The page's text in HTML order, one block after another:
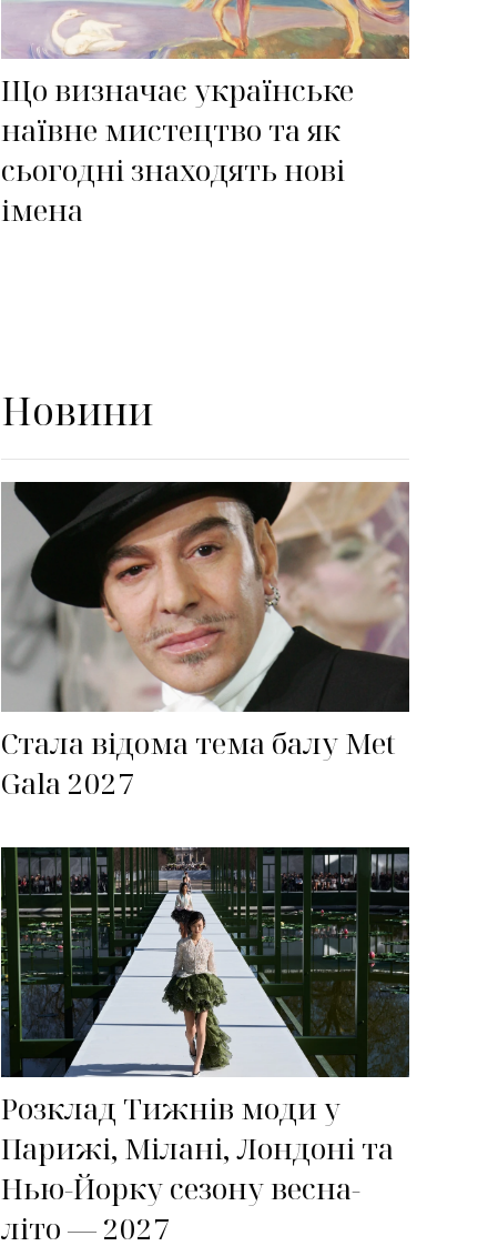
Що визначає українське
наївне мистецтво та як
сьогодні знаходять нові
імена
Новини
Стала відома тема балу Met
Gala 2027
Розклад Тижнів моди у
Парижі, Мілані, Лондоні та
Нью-Йорку сезону весна-
літо — 2027